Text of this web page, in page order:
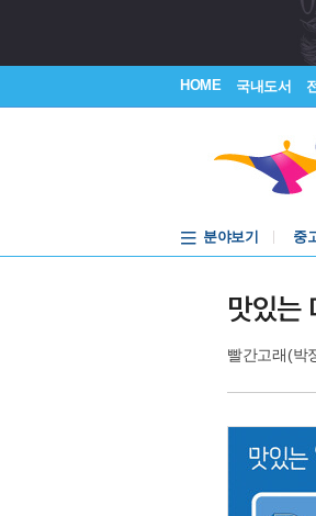
HOME 국내도서
분야보기
중
중
맛있는
빨간고래(박